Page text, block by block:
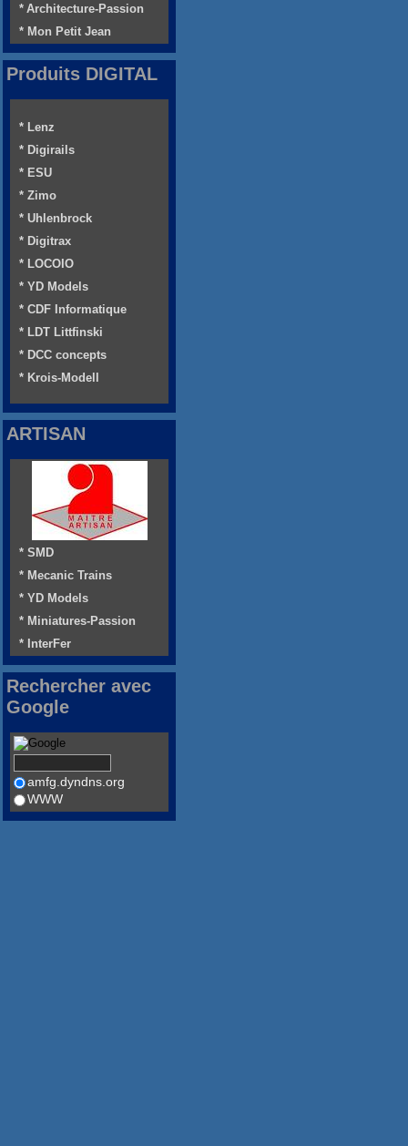
* Architecture-Passion
* Mon Petit Jean
Produits DIGITAL
* Lenz
* Digirails
* ESU
* Zimo
* Uhlenbrock
* Digitrax
* LOCOIO
* YD Models
* CDF Informatique
* LDT Littfinski
* DCC concepts
* Krois-Modell
ARTISAN
* SMD
* Mecanic Trains
* YD Models
* Miniatures-Passion
* InterFer
Rechercher avec
Google
amfg.dyndns.org
WWW